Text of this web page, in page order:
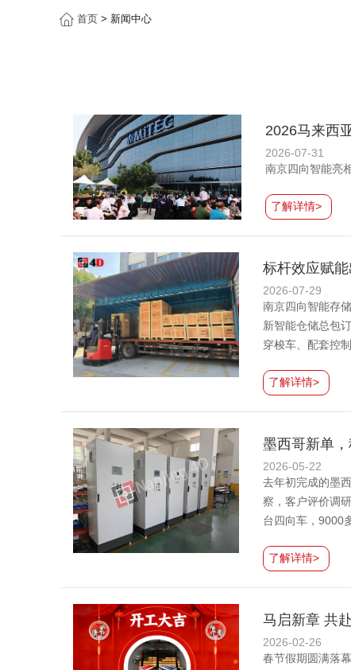
首页 > 新闻中心
2026马来西
2026-07-31
南京四向智能亮
了解详情>
标杆效应赋
2026-07-29
南京四向智能存
新智能仓储总包
穿梭车、配套控
了解详情>
墨西哥新单
2026-05-22
去年初完成的墨
察，客户评价调
台四向车，9000
了解详情>
马启新章 共
2026-02-26
春节假期圆满落